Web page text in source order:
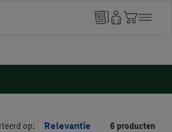
op: Relevantie 6 producten